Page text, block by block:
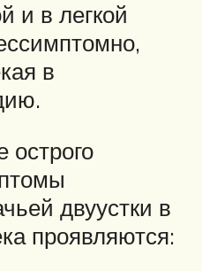
и в легкой
в
острого
двуустки в
проявляются: